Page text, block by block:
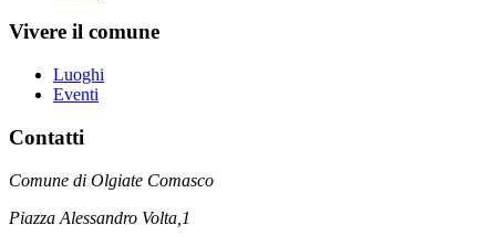
Vivere il comune
Luoghi
Eventi
Contatti
Comune di Olgiate Comasco
Piazza Alessandro Volta,1